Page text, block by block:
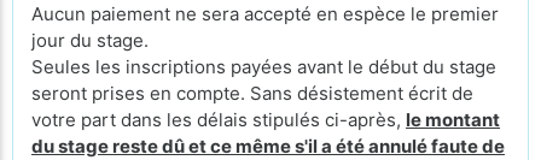
Aucun paiement ne sera accepté en espèce le premier
jour du stage.
Seules les inscriptions payées avant le début du stage
seront prises en compte. Sans désistement écrit de
votre part dans les délais stipulés ci-après, le montant
du stage reste dû et ce même s'il a été annulé faute de